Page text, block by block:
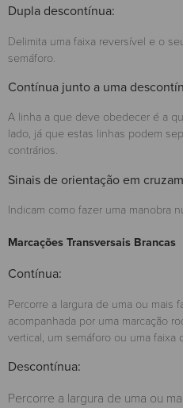
Dupla descontínua:
Delimita uma faixa reversível e o
semáforo.
Contínua junto a uma
A linha a que deve obedecer é a
lado, já que estas linhas podem
contrários.
Sinais de orientação em
Indicam como fazer uma manobra
Marcações Transversais Brancas
Contínua:
Percorre a largura de uma ou mais
acompanhada por uma marcação
vertical, um semáforo ou uma faixa
Descontínua:
Percorre a largura de uma ou